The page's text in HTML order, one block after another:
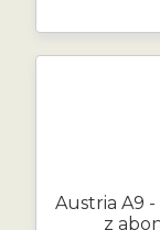
Austria A9
z